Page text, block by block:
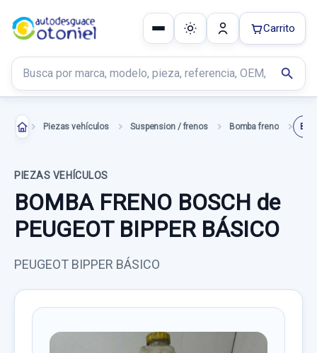
Buscar productos
search
Carrito
Piezas vehículos Suspension / frenos Bomba freno
PIEZAS VEHÍCULOS
BOMBA FRENO BOSCH de
PEUGEOT BIPPER BÁSICO
PEUGEOT BIPPER BÁSICO